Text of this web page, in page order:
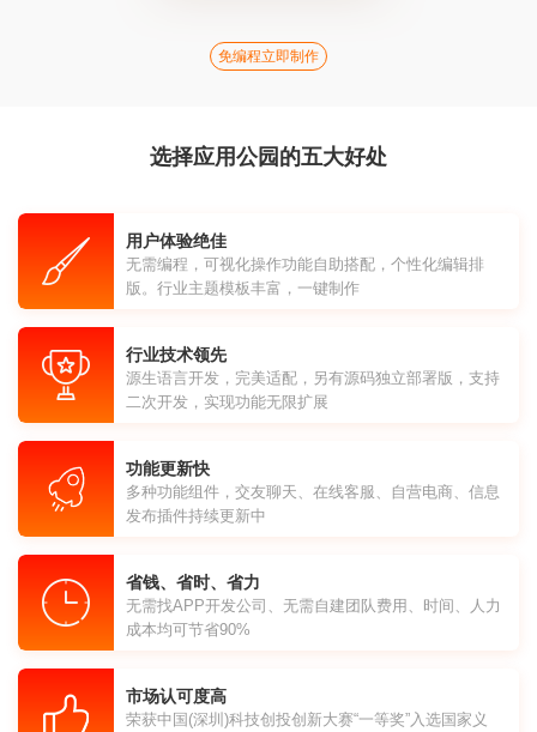
免编程立即制作
选择应用公园的五大好处
用户体验绝佳
无需编程，可视化操作功能自助搭配，个性化编辑排
版。行业主题模板丰富，一键制作
行业技术领先
源生语言开发，完美适配，另有源码独立部署版，支持
二次开发，实现功能无限扩展
功能更新快
多种功能组件，交友聊天、在线客服、自营电商、信息
发布插件持续更新中
省钱、省时、省力
无需找APP开发公司、无需自建团队费用、时间、人力
成本均可节省90%
市场认可度高
荣获中国(深圳)科技创投创新大赛“一等奖”入选国家义